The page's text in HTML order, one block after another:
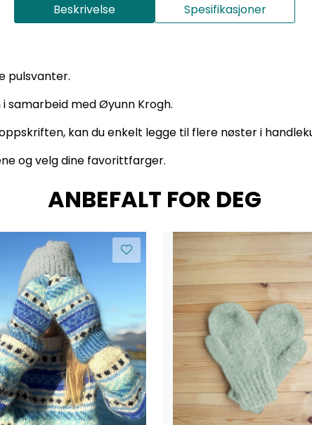
Beskrivelse Spesifikasjoner
pulsvanter.
samarbeid med Øyunn Krogh.
kan du enkelt legge til flere nøster i
og velg dine favorittfarger.
ANBEFALT FOR DEG